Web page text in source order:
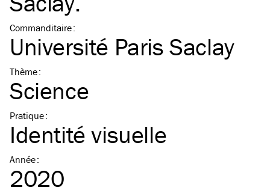
Commanditaire:
Université Paris Saclay
Thème:
Science
Pratique:
Identité visuelle
Année:
2020